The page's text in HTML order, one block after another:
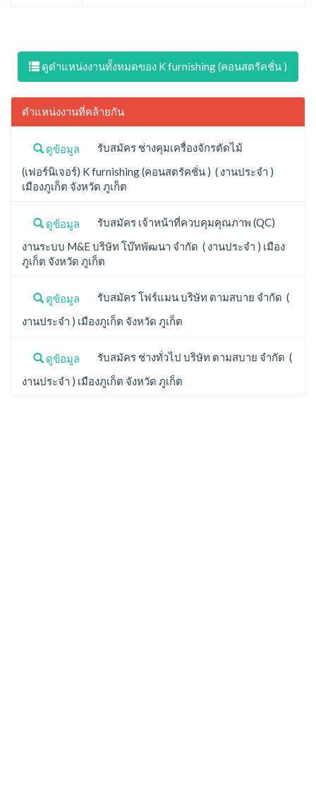
ดูตำแหน่งงานทั้งหมดของ K furnishing (คอนสตรัคชั่น )
ตำแหน่งงานที่คล้ายกัน
ดูข้อมูล
รับสมัคร ช่างคุมเครื่องจักรตัดไม้
(เฟอร์นิเจอร์) K furnishing (คอนสตรัคชั่น ) ( งานประจำ )
เมืองภูเก็ต จังหวัด ภูเก็ต
ดูข้อมูล
รับสมัคร เจ้าหน้าที่ควบคุมคุณภาพ (QC)
งานระบบ M&E บริษัท โบ๊ทพัฒนา จำกัด ( งานประจำ ) เมือง
ภูเก็ต จังหวัด ภูเก็ต
ดูข้อมูล
รับสมัคร โฟร์แมน บริษัท ตามสบาย จำกัด (
งานประจำ ) เมืองภูเก็ต จังหวัด ภูเก็ต
ดูข้อมูล
รับสมัคร ช่างทั่วไป บริษัท ตามสบาย จำกัด (
งานประจำ ) เมืองภูเก็ต จังหวัด ภูเก็ต